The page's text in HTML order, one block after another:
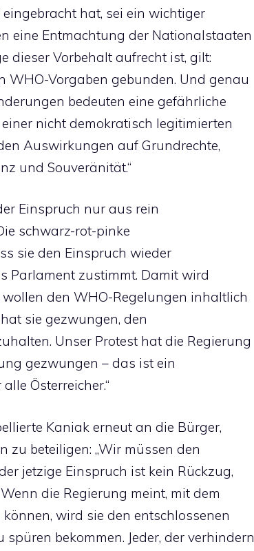
hat, sei ein wichtiger
eine Entmachtung der Nationalstaaten
dieser Vorbehalt aufrecht ist, gilt:
WHO-Vorgaben gebunden. Und genau
bedeuten eine gefährliche
nicht demokratisch legitimierten
Auswirkungen auf Grundrechte,
und Souveränität.“
Einspruch nur aus rein
schwarz-rot-pinke
sie den Einspruch wieder
Parlament zustimmt. Damit wird
den WHO-Regelungen inhaltlich
sie gezwungen, den
Unser Protest hat die Regierung
gezwungen – das ist ein
Österreicher.“
Kaniak erneut an die Bürger,
zu beteiligen: „Wir müssen den
jetzige Einspruch ist kein Rückzug,
die Regierung meint, mit dem
wird sie den entschlossenen
bekommen. Jeder, der verhindern